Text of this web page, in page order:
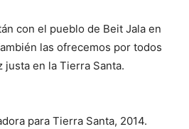
con el pueblo de Beit Jala en
las ofrecemos por todos
justa en la Tierra Santa.
para Tierra Santa, 2014.